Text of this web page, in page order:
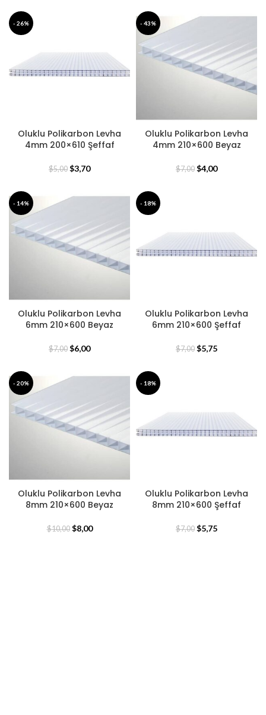
- 26%
Oluklu Polikarbon Levha
4mm 200×610 Şeffaf
$5,00 $3,70
- 43%
Oluklu Polikarbon Levha
4mm 210×600 Beyaz
$7,00 $4,00
- 14%
Oluklu Polikarbon Levha
6mm 210×600 Beyaz
$7,00 $6,00
- 18%
Oluklu Polikarbon Levha
6mm 210×600 Şeffaf
$7,00 $5,75
- 20%
Oluklu Polikarbon Levha
8mm 210×600 Beyaz
$10,00 $8,00
- 18%
Oluklu Polikarbon Levha
8mm 210×600 Şeffaf
$7,00 $5,75